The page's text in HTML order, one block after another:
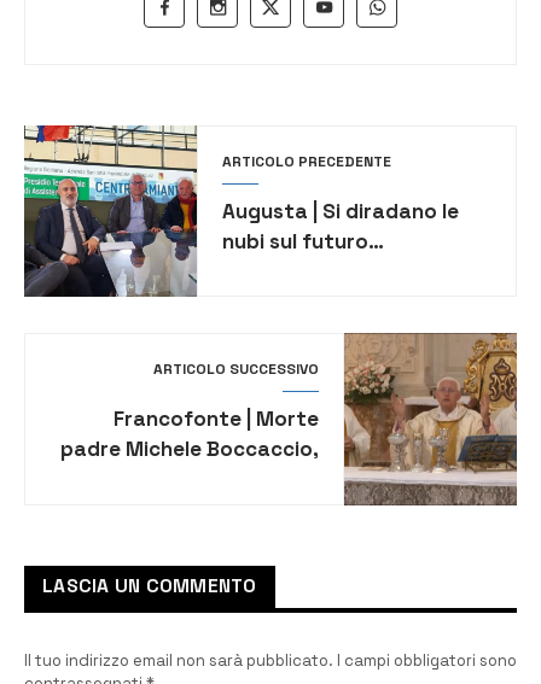
ARTICOLO PRECEDENTE
Augusta | Si diradano le
nubi sul futuro
riunione con i vertici Asp
ARTICOLO SUCCESSIVO
Francofonte | Morte
padre Michele Boccaccio,
LASCIA UN COMMENTO
Il tuo indirizzo email non sarà pubblicato. I campi obbligatori sono